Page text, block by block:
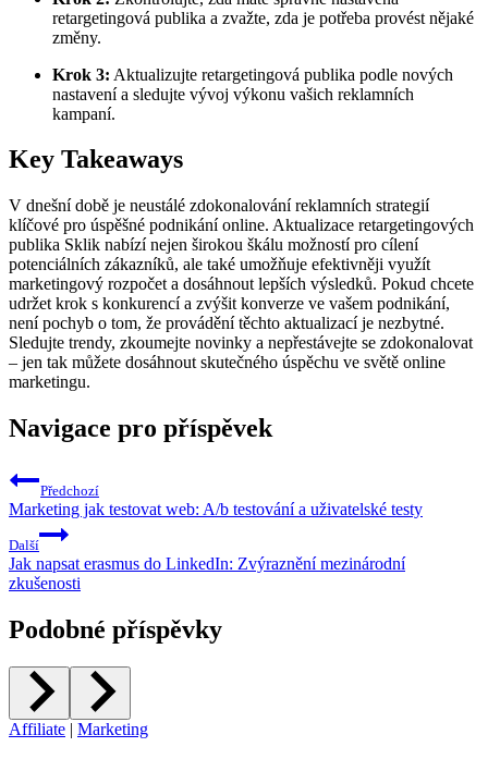
retargetingová publika a zvažte, zda je potřeba provést nějaké
změny.
Krok 3: Aktualizujte retargetingová publika podle nových
nastavení a sledujte vývoj výkonu vašich reklamních
kampaní.
Key Takeaways
V dnešní době je neustálé zdokonalování reklamních strategií
klíčové pro úspěšné podnikání online. Aktualizace retargetingových
publika Sklik nabízí nejen širokou škálu možností pro cílení
potenciálních zákazníků, ale také umožňuje efektivněji využít
marketingový rozpočet a dosáhnout lepších výsledků. Pokud chcete
udržet krok s konkurencí a zvýšit konverze ve vašem podnikání,
není pochyb o tom, že provádění těchto aktualizací je nezbytné.
Sledujte trendy, zkoumejte novinky a nepřestávejte se zdokonalovat
– jen tak můžete dosáhnout skutečného úspěchu ve světě online
marketingu.
Navigace pro příspěvek
Předchozí
Marketing jak testovat web: A/b testování a uživatelské testy
Další
Jak napsat erasmus do LinkedIn: Zvýraznění mezinárodní
zkušenosti
Podobné příspěvky
Affiliate | Marketing